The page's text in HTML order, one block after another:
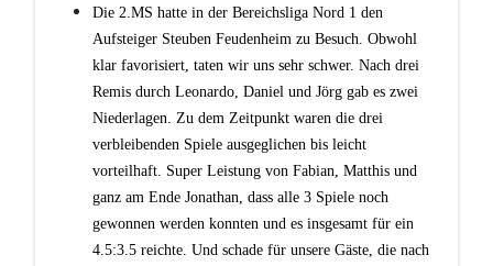
Die 2.MS hatte in der Bereichsliga Nord 1 den
Aufsteiger Steuben Feudenheim zu Besuch. Obwohl
klar favorisiert, taten wir uns sehr schwer. Nach drei
Remis durch Leonardo, Daniel und Jörg gab es zwei
Niederlagen. Zu dem Zeitpunkt waren die drei
verbleibenden Spiele ausgeglichen bis leicht
vorteilhaft. Super Leistung von Fabian, Matthis und
ganz am Ende Jonathan, dass alle 3 Spiele noch
gewonnen werden konnten und es insgesamt für ein
4.5:3.5 reichte. Und schade für unsere Gäste, die nach